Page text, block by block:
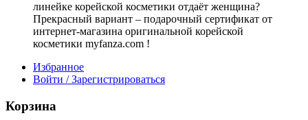
линейке корейской косметики отдаёт женщина?
Прекрасный вариант – подарочный сертификат от
интернет-магазина оригинальной корейской
косметики myfanza.com !
Избранное
Войти / Зарегистрироваться
Корзина